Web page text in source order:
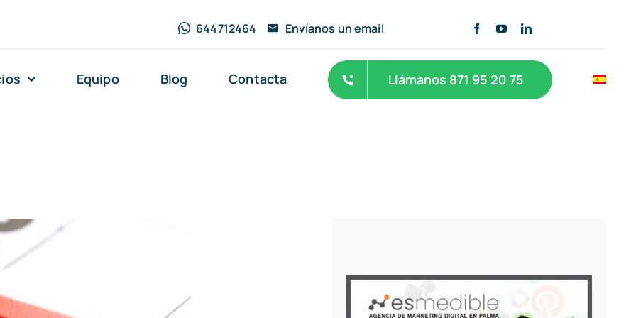
644712464 Envíanos un email
Equipo Blog Contacta Llámanos 871 95 20 75